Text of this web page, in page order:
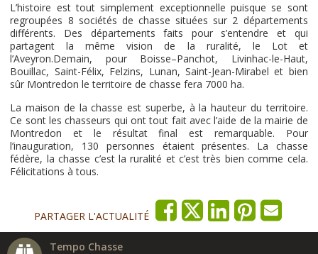
L’histoire est tout simplement exceptionnelle puisque se sont
regroupées 8 sociétés de chasse situées sur 2 départements
différents. Des départements faits pour s’entendre et qui
partagent la même vision de la ruralité, le Lot et
l’Aveyron.Demain, pour Boisse–Panchot, Livinhac-le-Haut,
Bouillac, Saint-Félix, Felzins, Lunan, Saint-Jean-Mirabel et bien
sûr Montredon le territoire de chasse fera 7000 ha.
La maison de la chasse est superbe, à la hauteur du territoire.
Ce sont les chasseurs qui ont tout fait avec l’aide de la mairie de
Montredon et le résultat final est remarquable. Pour
l’inauguration, 130 personnes étaient présentes. La chasse
fédère, la chasse c’est la ruralité et c’est très bien comme cela.
Félicitations à tous.
PARTAGER L'ACTUALITÉ
Tempo Chasse